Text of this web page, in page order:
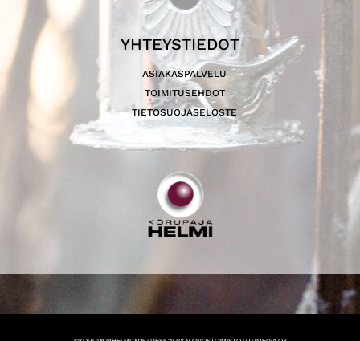
YHTEYSTIEDOT
ASIAKASPALVELU
TOIMITUSEHDOT
TIETOSUOJASELOSTE